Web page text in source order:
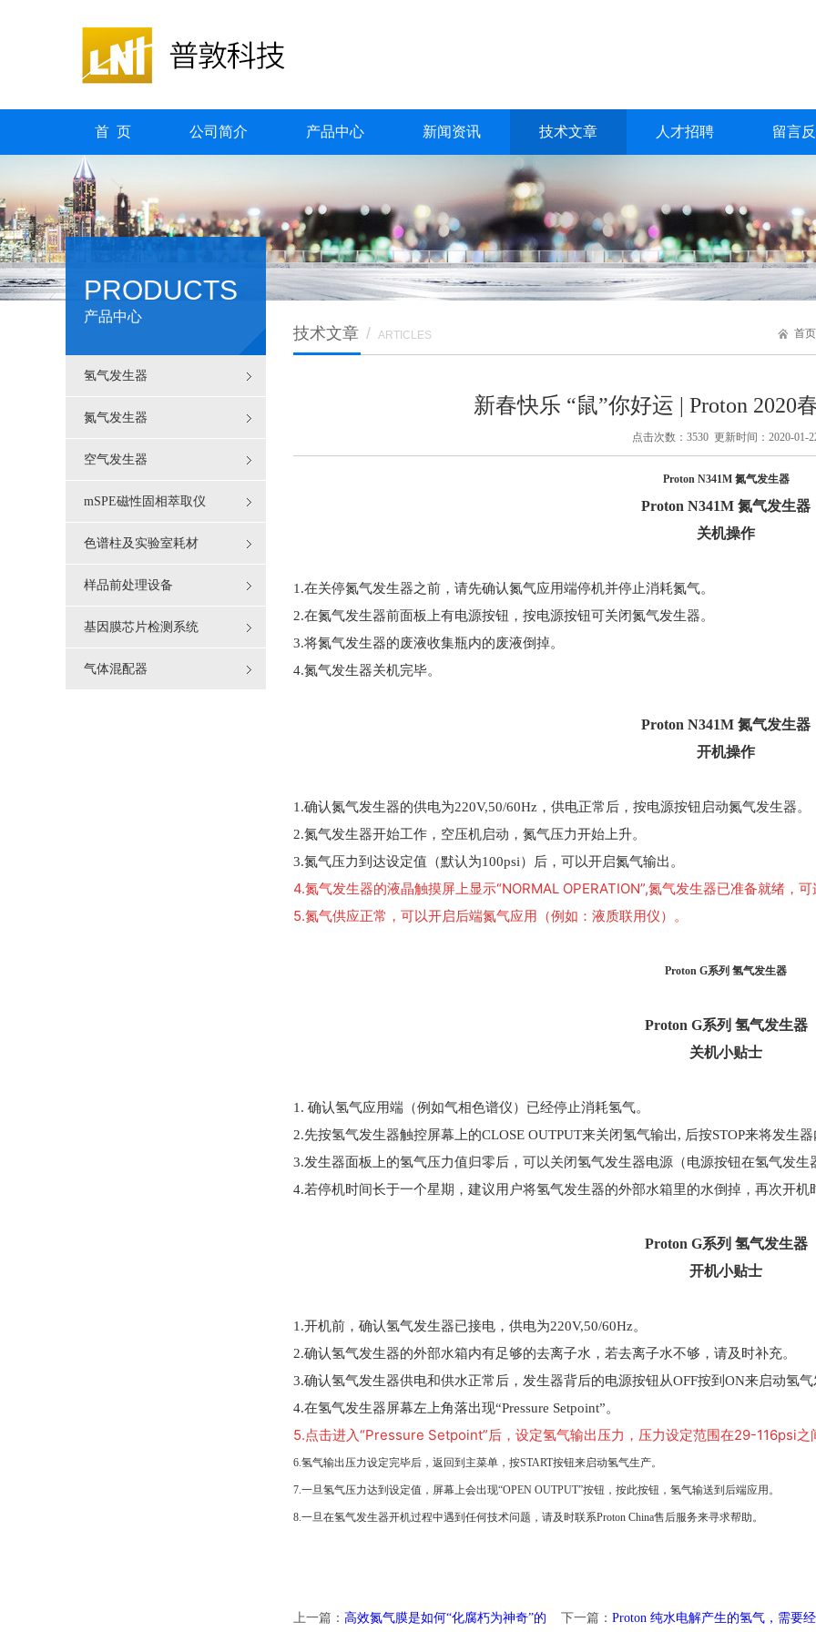
首 页 公司简介 产品中心 新闻资讯 技术文章 人才招聘 留言
PRODUCTS
产品中心
氢气发生器
氮气发生器
空气发生器
mSPE磁性固相萃取仪
色谱柱及实验室耗材
样品前处理设备
基因膜芯片检测系统
气体混配器
技术文章 / ARTICLES 首页
新春快乐 “鼠”你好运 | Proton 2020
点击次数：3530 更新时间：2020-01-
Proton N341M 氮气发生器
Proton N341M 氮气发生器
关机操作
1.在关停氮气发生器之前，请先确认氮气应用端停机并停止消耗氮气。
2.在氮气发生器前面板上有电源按钮，按电源按钮可关闭氮气发生器。
3.将氮气发生器的废液收集瓶内的废液倒掉。
4.氮气发生器关机完毕。
Proton N341M 氮气发生器
开机操作
1.确认氮气发生器的供电为220V,50/60Hz，供电正常后，按电源按钮启动氮气发生器。
2.氮气发生器开始工作，空压机启动，氮气压力开始上升。
3.氮气压力到达设定值（默认为100psi）后，可以开启氮气输出。
4.氮气发生器的液晶触摸屏上显示“NORMAL OPERATION”,氮气发生器已准备就绪，
5.氮气供应正常，可以开启后端氮气应用（例如：液质联用仪）。
Proton G系列 氢气发生器
Proton G系列 氢气发生器
关机小贴士
1. 确认氢气应用端（例如气相色谱仪）已经停止消耗氢气。
2.先按氢气发生器触控屏幕上的CLOSE OUTPUT来关闭氢气输出, 后按STOP来将发生
3.发生器面板上的氢气压力值归零后，可以关闭氢气发生器电源（电源按钮在氢气发生
4.若停机时间长于一个星期，建议用户将氢气发生器的外部水箱里的水倒掉，再次开
Proton G系列 氢气发生器
开机小贴士
1.开机前，确认氢气发生器已接电，供电为220V,50/60Hz。
2.确认氢气发生器的外部水箱内有足够的去离子水，若去离子水不够，请及时补充。
3.确认氢气发生器供电和供水正常后，发生器背后的电源按钮从OFF按到ON来启动氢
4.在氢气发生器屏幕左上角落出现“Pressure Setpoint”。
5.点击进入“Pressure Setpoint”后，设定氢气输出压力，压力设定范围在29-116psi之
6.氢气输出压力设定完毕后，返回到主菜单，按START按钮来启动氢气生产。
7.一旦氢气压力达到设定值，屏幕上会出现“OPEN OUTPUT”按钮，按此按钮，氢气输送到后端应用。
8.一旦在氢气发生器开机过程中遇到任何技术问题，请及时联系Proton China售后服务来寻求帮助。
上一篇： 高效氮气膜是如何“化腐朽为神奇”的 下一篇： Proton 纯水电解产生的氢气，需要